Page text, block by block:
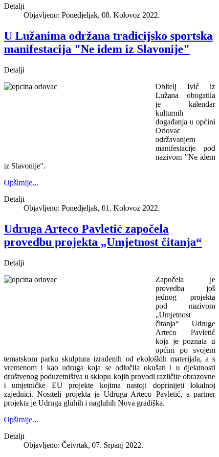
Detalji
Objavljeno: Ponedjeljak, 08. Kolovoz 2022.
U Lužanima održana tradicijsko sportska
manifestacija "Ne idem iz Slavonije"
Detalji
Obitelj Ivić iz
Lužana obogatila
je kalendar
kulturnih
događanja u općini
Oriovac
održavanjem
manifestacije pod
nazivom "Ne idem
iz Slavonije".
Opširnije...
Detalji
Objavljeno: Ponedjeljak, 01. Kolovoz 2022.
Udruga Arteco Pavletić započela
provedbu projekta „Umjetnost čitanja“
Detalji
Započela je
provedba još
jednog projekta
pod nazivom
„Umjetnost
čitanja“ Udruge
Arteco Pavletić
koja je poznata u
općini po svojem
tematskom parku skulptura izrađenih od ekoloških materijala, a s
vremenom i kao udruga koja se odlučila okušati i u djelatnosti
društvenog poduzetništva u sklopu kojih provodi različite obrazovne
i umjetničke EU projekte kojima nastoji doprinijeti lokalnoj
zajednici. Nositelj projekta je Udruga Arteco Pavletić, a partner
projekta je Udruga gluhih i nagluhih Nova gradiška.
Opširnije...
Detalji
Objavljeno: Četvrtak, 07. Srpanj 2022.